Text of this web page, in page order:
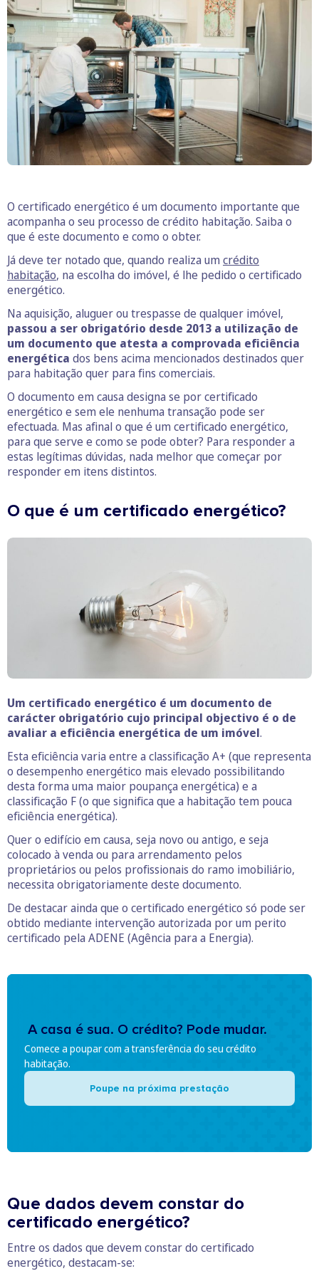
O certificado energético é um documento importante que
acompanha o seu processo de crédito habitação. Saiba o
que é este documento e como o obter.
Já deve ter notado que, quando realiza um crédito
habitação, na escolha do imóvel, é lhe pedido o certificado
energético.
Na aquisição, aluguer ou trespasse de qualquer imóvel,
passou a ser obrigatório desde 2013 a utilização de
um documento que atesta a comprovada eficiência
energética dos bens acima mencionados destinados quer
para habitação quer para fins comerciais.
O documento em causa designa se por certificado
energético e sem ele nenhuma transação pode ser
efectuada. Mas afinal o que é um certificado energético,
para que serve e como se pode obter? Para responder a
estas legítimas dúvidas, nada melhor que começar por
responder em itens distintos.
O que é um certificado energético?
Um certificado energético é um documento de
carácter obrigatório cujo principal objectivo é o de
avaliar a eficiência energética de um imóvel.
Esta eficiência varia entre a classificação A+ (que representa
o desempenho energético mais elevado possibilitando
desta forma uma maior poupança energética) e a
classificação F (o que significa que a habitação tem pouca
eficiência energética).
Quer o edifício em causa, seja novo ou antigo, e seja
colocado à venda ou para arrendamento pelos
proprietários ou pelos profissionais do ramo imobiliário,
necessita obrigatoriamente deste documento.
De destacar ainda que o certificado energético só pode ser
obtido mediante intervenção autorizada por um perito
certificado pela ADENE (Agência para a Energia).
A casa é sua. O crédito? Pode mudar.
Comece a poupar com a transferência do seu crédito
habitação.
Poupe na próxima prestação
Que dados devem constar do
certificado energético?
Entre os dados que devem constar do certificado
energético, destacam-se: